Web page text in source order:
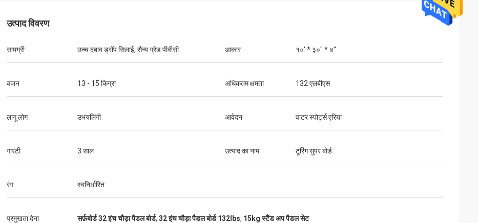
विशेष रूप से पैसे के लिए महान कश्ती। इसमें बहुत सी जगह
है, एक्सेसरीज़ माउंट करने के लिए बहुत सारे स्थान हैं, और
ड्राइव का उपयोग करना आसान है। मछली पकड़ने की
कश्ती में आपको वह सब कुछ मिला है जो आपको चाहिए। मैं
उत्पाद विवरण
सामग्री उच्च दबाव ड्रॉप सिलाई, सैन्य ग्रेड पीवीसी आकार १०' * ३०" * ४"
वजन 13 - 15 किग्रा अधिकतम क्षमता 132 एलबीएस
लागू लोग उभयलिंगी आवेदन वाटर स्पोर्ट्स एरिया
गारंटी 3 साल उत्पाद का नाम टूरिंग सुपर बोर्ड
रंग स्वनिर्धारित
प्रमुखता देना सर्फ़बोर्ड 32 इंच चौड़ा पैडल बोर्ड, 32 इंच चौड़ा पैडल बोर्ड 132lbs, 15kg स्टैंड अप पैडल सेट